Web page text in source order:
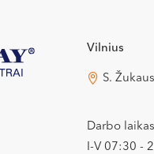
Vilnius
S.
Darbo
I-V 07:30 -